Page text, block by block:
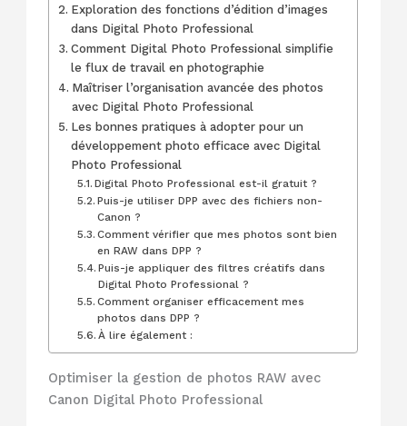
Exploration des fonctions d’édition d’images
dans Digital Photo Professional
Comment Digital Photo Professional simplifie
le flux de travail en photographie
Maîtriser l’organisation avancée des photos
avec Digital Photo Professional
Les bonnes pratiques à adopter pour un
développement photo efficace avec Digital
Photo Professional
Digital Photo Professional est-il gratuit ?
Puis-je utiliser DPP avec des fichiers non-
Canon ?
Comment vérifier que mes photos sont bien
en RAW dans DPP ?
Puis-je appliquer des filtres créatifs dans
Digital Photo Professional ?
Comment organiser efficacement mes
photos dans DPP ?
À lire également :
Optimiser la gestion de photos RAW avec
Canon Digital Photo Professional